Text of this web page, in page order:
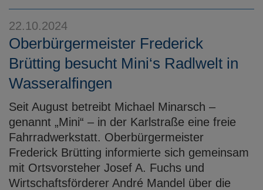
22.10.2024
Oberbürgermeister Frederick
Brütting besucht Mini‘s Radlwelt in
Wasseralfingen
Seit August betreibt Michael Minarsch –
genannt „Mini“ – in der Karlstraße eine freie
Fahrradwerkstatt. Oberbürgermeister
Frederick Brütting informierte sich gemeinsam
mit Ortsvorsteher Josef A. Fuchs und
Wirtschaftsförderer André Mandel über die